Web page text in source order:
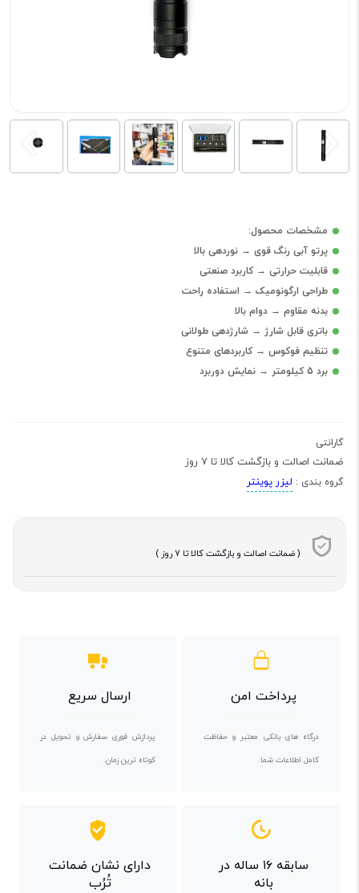
مشخصات محصول:
پرتو آبی رنگ قوی → نوردهی بالا
قابلیت حرارتی → کاربرد صنعتی
طراحی ارگونومیک → استفاده راحت
بدنه مقاوم → دوام بالا
باتری قابل شارژ → شارژدهی طولانی
تنظیم فوکوس → کاربردهای متنوع
برد 5 کیلومتر → نمایش دوربرد
گارانتی
ضمانت اصالت و بازگشت کالا تا 7 روز
گروه بندی : لیزر پوینتر
( ضمانت اصالت و بازگشت کالا تا 7 روز )
پرداخت امن
درگاه های بانکی معتبر و حفاظت
کامل اطلاعات شما.
ارسال سریع
پردازش فوری سفارش و تحویل در
کوتاه ترین زمان.
سابقه ۱۶ ساله در
بانه
دارای نشان ضمانت
تُرُب